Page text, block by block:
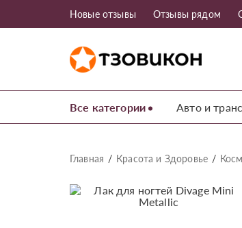
Новые отзывы Отзывы рядом
Все категории Авто и
Главная Красота и Здоровье